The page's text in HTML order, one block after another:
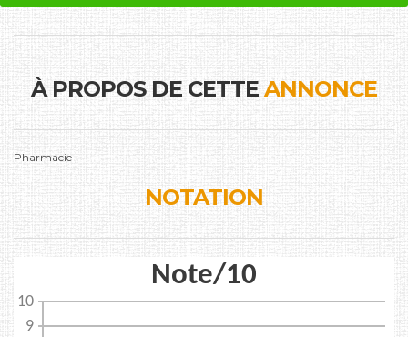
À PROPOS DE CETTEANNONCE
Pharmacie
NOTATION